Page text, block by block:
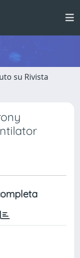
su Rivista